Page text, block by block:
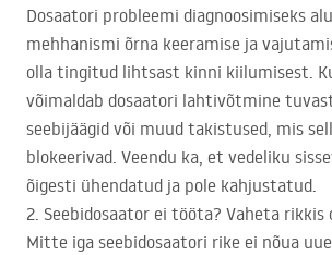
Dosaatori probleemi diagnoosimiseks
mehhanismi õrna keeramise ja
olla tingitud lihtsast kinni kiilumisest.
võimaldab dosaatori lahtivõtmine
seebijäägid või muud takistused, mis
blokeerivad. Veendu ka, et vedeliku
õigesti ühendatud ja pole kahjustatud.
2. Seebidosaator ei tööta? Vaheta rikkis
Mitte iga seebidosaatori rike ei nõua